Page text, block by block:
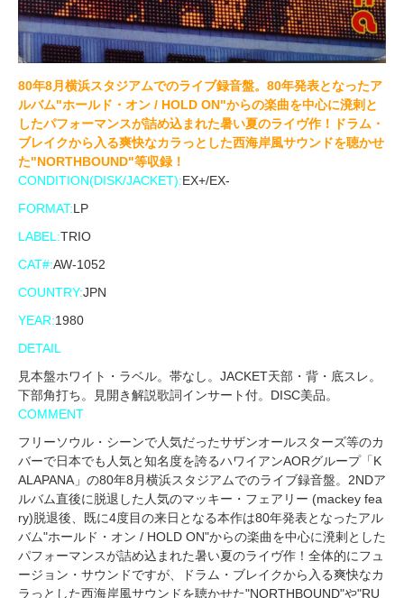
80年8月横浜スタジアムでのライブ録音盤。80年発表となったア
ルバム"ホールド・オン / HOLD ON"からの楽曲を中心に溌剌と
したパフォーマンスが詰め込まれた暑い夏のライヴ作！ドラム・
ブレイクから入る爽快なカラっとした西海岸風サウンドを聴かせ
た"NORTHBOUND"等収録！
CONDITION(DISK/JACKET):EX+/EX-
FORMAT:LP
LABEL:TRIO
CAT#:AW-1052
COUNTRY:JPN
YEAR:1980
DETAIL
見本盤ホワイト・ラベル。帯なし。JACKET天部・背・底スレ。
下部角打ち。見開き解説歌詞インサート付。DISC美品。
COMMENT
フリーソウル・シーンで人気だったサザンオールスターズ等のカ
バーで日本でも人気と知名度を誇るハワイアンAORグループ「K
ALAPANA」の80年8月横浜スタジアムでのライブ録音盤。2NDア
ルバム直後に脱退した人気のマッキー・フェアリー (mackey fea
ry)脱退後、既に4度目の来日となる本作は80年発表となったアル
バム"ホールド・オン / HOLD ON"からの楽曲を中心に溌剌とした
パフォーマンスが詰め込まれた暑い夏のライヴ作！全体的にフュ
ージョン・サウンドですが、ドラム・ブレイクから入る爽快なカ
ラっとした西海岸風サウンドを聴かせた"NORTHBOUND"や"RU